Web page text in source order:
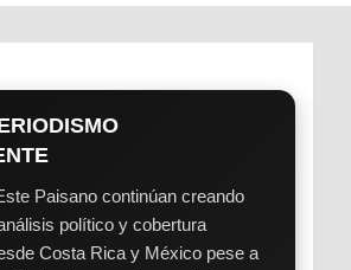
Paisano continúan creando
político y cobertura
Costa Rica y México pese a